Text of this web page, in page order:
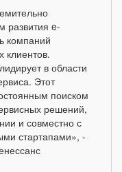
развития e-
компаний
клиентов.
в области
Этот
поиском
решений,
и совместно с
стартапами», -